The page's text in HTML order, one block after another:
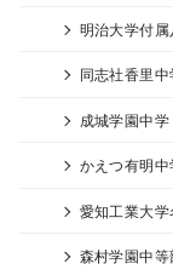
明治大学付
同志社香里中
成城学園中学
かえつ有明中
愛知工業大学
森村学園中等